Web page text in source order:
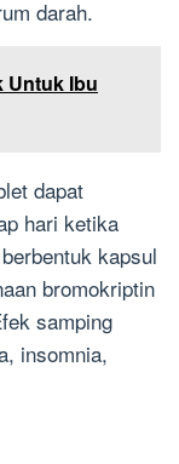
darah.
Untuk Ibu
dapat
hari ketika
kapsul
bromokriptin
samping
insomnia,